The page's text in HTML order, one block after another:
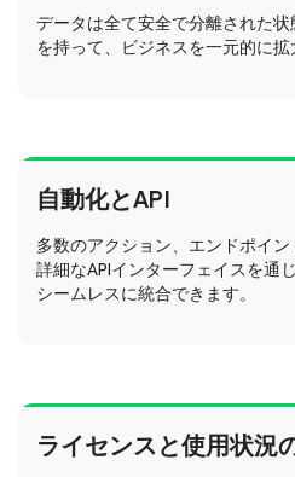
データは全て安全で分離された
を持って、ビジネスを一元的に拡
自動化とAPI
多数のアクション、エンドポイ
詳細なAPIインターフェイスを通
シームレスに統合できます。
ライセンスと使用状況